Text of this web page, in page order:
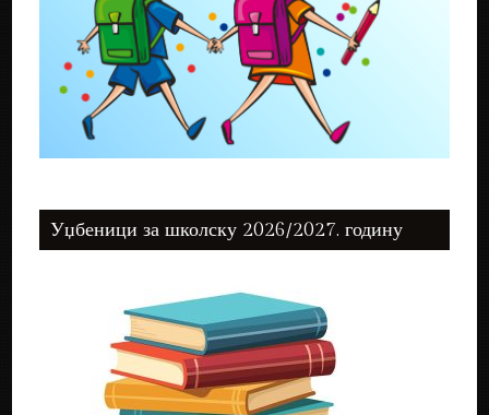
Уџбеници за школску 2026/2027. годину